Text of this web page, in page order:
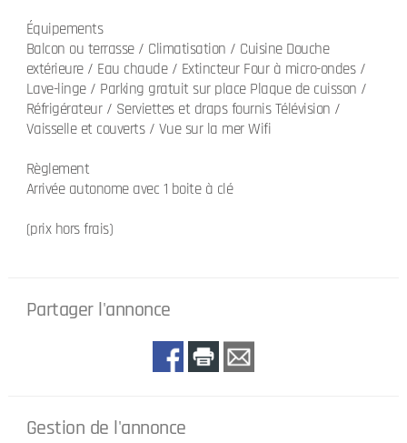
Équipements
Balcon ou terrasse / Climatisation / Cuisine Douche
extérieure / Eau chaude / Extincteur Four à micro-ondes /
Lave-linge / Parking gratuit sur place Plaque de cuisson /
Réfrigérateur / Serviettes et draps fournis Télévision /
Vaisselle et couverts / Vue sur la mer Wifi
Règlement
Arrivée autonome avec 1 boite à clé
(prix hors frais)
Partager l'annonce
Gestion de l'annonce